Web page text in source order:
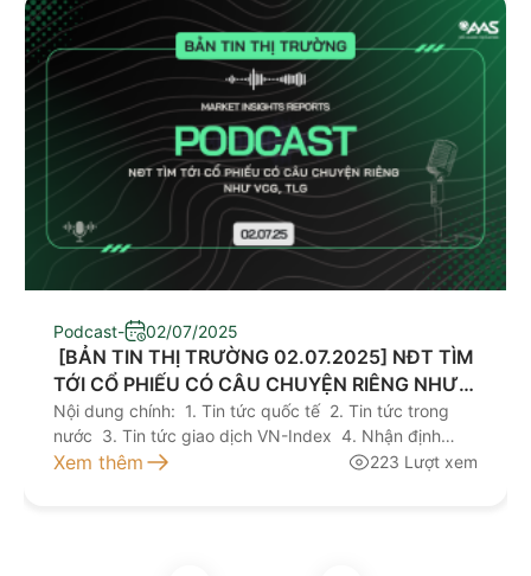
Podcast- 02/07/2025
​ [BẢN TIN THỊ TRƯỜNG 02.07.2025] NĐT TÌM
TỚI CỔ PHIẾU CÓ CÂU CHUYỆN RIÊNG NHƯ
VCG, TLG
Nội dung chính: 1. Tin tức quốc tế 2. Tin tức trong
nước 3. Tin tức giao dịch VN-Index 4. Nhận định
giao dịch 5. Khuyến nghị đầu tư Kính mời quý nhà
Xem thêm 223 Lượt xem